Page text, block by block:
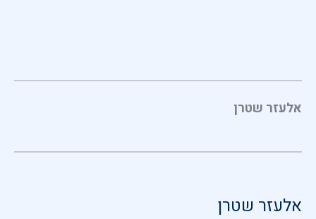
אלעזר שטרן
אלעזר שטרן